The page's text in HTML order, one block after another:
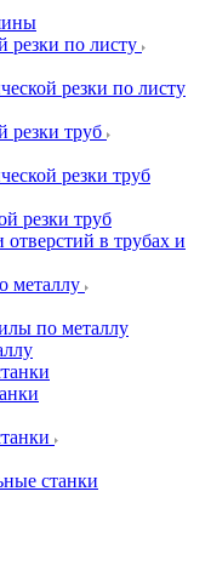
по листу
резки по листу
резки труб
резки труб
резки труб
в трубах и
металлу
по металлу
станки